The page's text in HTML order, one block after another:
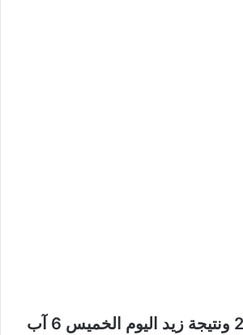
نتائج اللوتو 2438 ونتيجة زيد اليوم الخميس 6 آب